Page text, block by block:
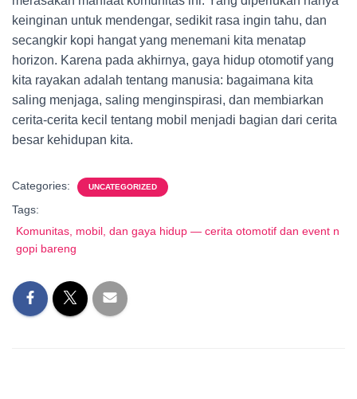
keinginan untuk mendengar, sedikit rasa ingin tahu, dan
secangkir kopi hangat yang menemani kita menatap
horizon. Karena pada akhirnya, gaya hidup otomotif yang
kita rayakan adalah tentang manusia: bagaimana kita
saling menjaga, saling menginspirasi, dan membiarkan
cerita-cerita kecil tentang mobil menjadi bagian dari cerita
besar kehidupan kita.
Categories: UNCATEGORIZED
Tags:
Komunitas, mobil, dan gaya hidup — cerita otomotif dan event n
gopi bareng